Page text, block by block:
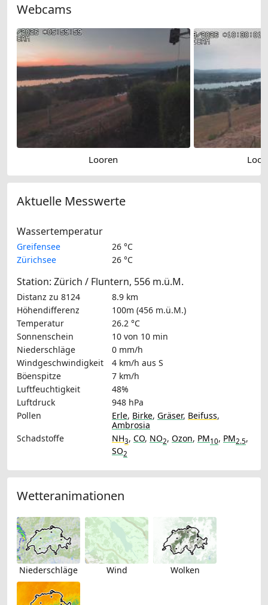
Webcams
Looren
Aktuelle Messwerte
Wassertemperatur
Greifensee
26 °C
Zürichsee
26 °C
Station: Zürich / Fluntern, 556 m.ü.M.
Distanz zu 8124
8.9 km
Höhendifferenz
100m (456 m.ü.M.)
Temperatur
26.2 °C
Sonnenschein
10 von 10 min
Niederschläge
0 mm/h
Windgeschwindigkeit
4 km/h aus S
Böenspitze
7 km/h
Luftfeuchtigkeit
48%
Luftdruck
948 hPa
Pollen
Erle, Birke, Gräser, Beifuss,
Ambrosia
Schadstoffe
NH3, CO, NO2, Ozon, PM10, PM2.5,
SO2
Wetteranimationen
Niederschläge Wind Wolken